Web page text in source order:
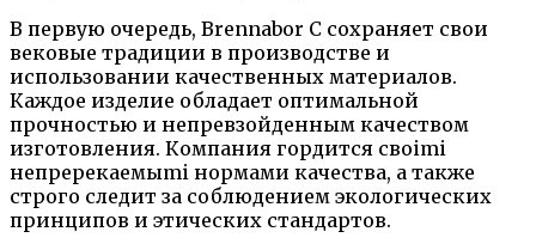
В первую очередь, Brennabor C сохраняет свои
вековые традиции в производстве и
использовании качественных материалов.
Каждое изделие обладает оптимальной
прочностью и непревзойденным качеством
изготовления. Компания гордится своimi
непререкаемыmi нормами качества, а также
строго следит за соблюдением экологических
принципов и этических стандартов.